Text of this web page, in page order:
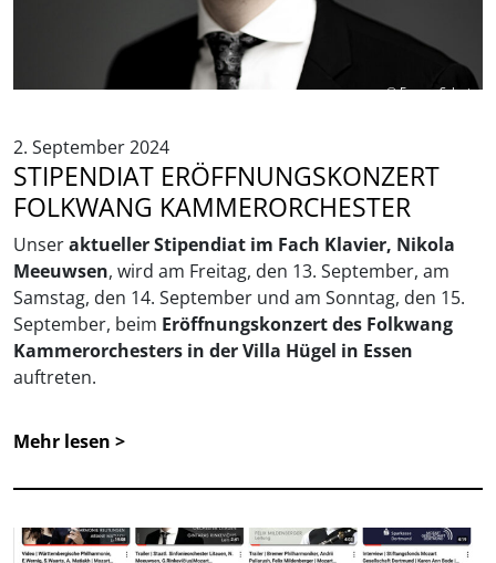
© Foppe Schut
2. September 2024
STIPENDIAT ERÖFFNUNGSKONZERT
FOLKWANG KAMMERORCHESTER
Unseraktueller Stipendiat im Fach Klavier, Nikola
Meeuwsen, wird am Freitag, den 13. September, am
Samstag, den 14. September und am Sonntag, den 15.
September, beim Eröffnungskonzert des Folkwang
Kammerorchesters in der Villa Hügel in Essen
auftreten.
Mehr lesen >